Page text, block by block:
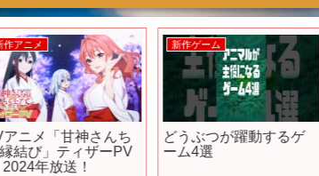
新作アニメ
TVアニメ「ダンジョン
飯」WEB予告｜第21話
『卵/黄金郷』
新作ゲーム
今週のおすすめ【新作
ゲーム】癒しゲームも